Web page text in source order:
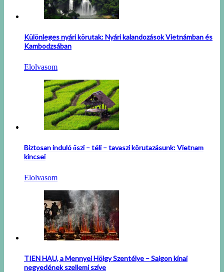
Különleges nyári körutak: Nyári kalandozások Vietnámban és
Kambodzsában
Elolvasom
Biztosan induló őszi – téli – tavaszi körutazásunk: Vietnam
kincsei
Elolvasom
TIEN HAU, a Mennyei Hölgy Szentélye – Saigon kínai
negyedének szellemi szíve